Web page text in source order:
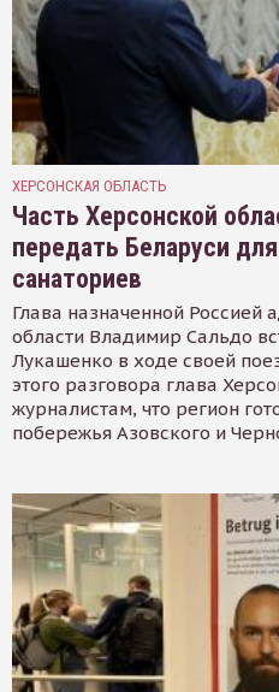
ХЕРСОНСКАЯ ОБЛАСТЬ
Часть Херсонской
передать Беларуси
санаториев
Глава назначенной Россией
области Владимир Сальдо
Лукашенко в ходе своей
этого разговора глава
журналистам, что регион
побережья Азовского и